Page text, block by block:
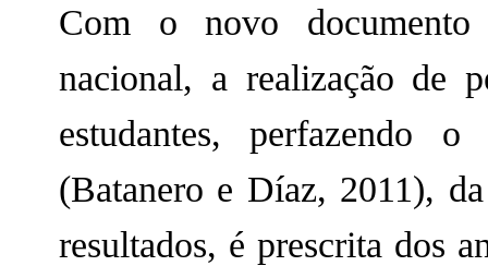
Com o novo documento
nacional, a realização de
estudantes, perfazendo
(Batanero e Díaz, 2011),
resultados, é prescrita dos